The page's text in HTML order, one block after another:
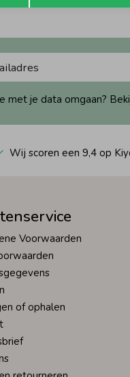
met je data omgaan?
Wij scoren een 9,4 op
Voorwaarden
of ophalen